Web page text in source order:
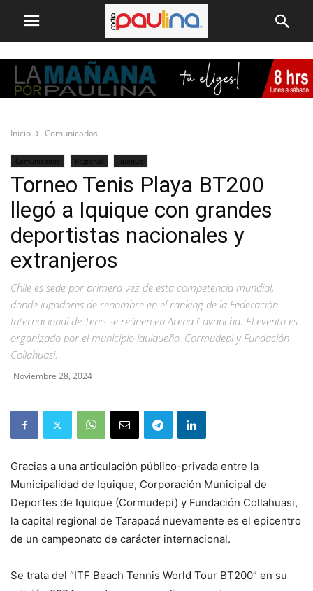
Inicio Comunicados
Comunicados Regional Iquique
Torneo Tenis Playa BT200
llegó a Iquique con grandes
deportistas nacionales y
extranjeros
Chile es sede por primera vez de esta competencia mundial,
donde jugadores de renombre en el ranking de la Federación
Internacional de Tenis se reúnen en Arena Cavancha. El evento es
organizado por el municipio iquiqueño, Cormudepi y Fundación
Collahuasi.
Noviembre 28, 2024
Gracias a una articulación público-privada entre la
Municipalidad de Iquique, Corporación Municipal de
Deportes de Iquique (Cormudepi) y Fundación Collahuasi,
la capital regional de Tarapacá nuevamente es el epicentro
de un campeonato de carácter internacional.
Se trata del “ITF Beach Tennis World Tour BT200” en su